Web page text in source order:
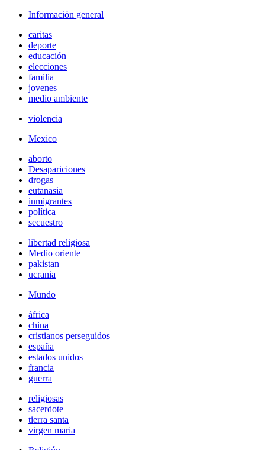
Información general
caritas
deporte
educación
elecciones
familia
jovenes
medio ambiente
violencia
Mexico
aborto
Desapariciones
drogas
eutanasia
inmigrantes
política
secuestro
libertad religiosa
Medio oriente
pakistan
ucrania
Mundo
áfrica
china
cristianos perseguidos
españa
estados unidos
francia
guerra
religiosas
sacerdote
tierra santa
virgen maria